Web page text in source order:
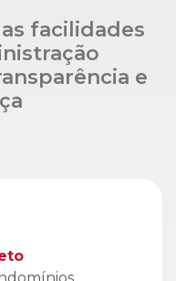
sempre foi
o app tem
as